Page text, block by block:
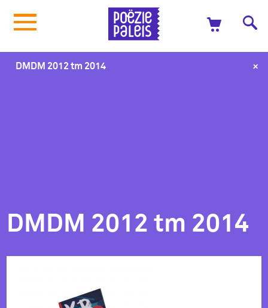
DMDM 2012 tm 2014 +
DMDM 2012 tm 2014